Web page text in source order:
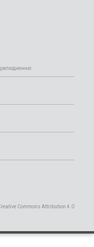
Commons Attribution 4.0